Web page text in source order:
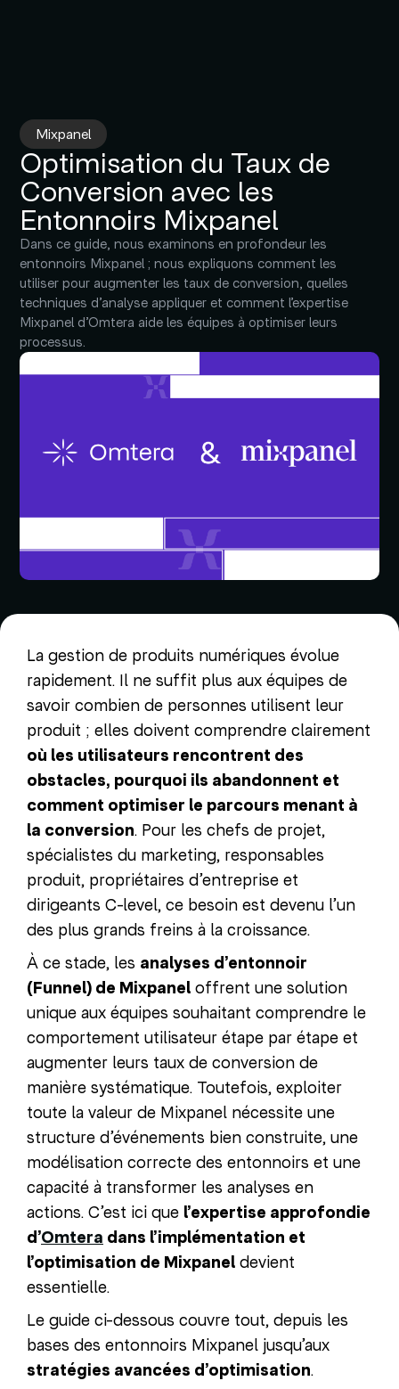
Mixpanel
Optimisation du Taux de
Conversion avec les
Entonnoirs Mixpanel
Dans ce guide, nous examinons en profondeur les
entonnoirs Mixpanel ; nous expliquons comment les
utiliser pour augmenter les taux de conversion, quelles
techniques d’analyse appliquer et comment l’expertise
Mixpanel d’Omtera aide les équipes à optimiser leurs
processus.
La gestion de produits numériques évolue
rapidement. Il ne suffit plus aux équipes de
savoir combien de personnes utilisent leur
produit ; elles doivent comprendre clairement
où les utilisateurs rencontrent des
obstacles, pourquoi ils abandonnent et
comment optimiser le parcours menant à
la conversion. Pour les chefs de projet,
spécialistes du marketing, responsables
produit, propriétaires d’entreprise et
dirigeants C-level, ce besoin est devenu l’un
des plus grands freins à la croissance.
À ce stade, les analyses d’entonnoir
(Funnel) de Mixpanel offrent une solution
unique aux équipes souhaitant comprendre le
comportement utilisateur étape par étape et
augmenter leurs taux de conversion de
manière systématique. Toutefois, exploiter
toute la valeur de Mixpanel nécessite une
structure d’événements bien construite, une
modélisation correcte des entonnoirs et une
capacité à transformer les analyses en
actions. C’est ici que l’expertise approfondie
d’Omtera dans l’implémentation et
l’optimisation de Mixpanel devient
essentielle.
Le guide ci-dessous couvre tout, depuis les
bases des entonnoirs Mixpanel jusqu’aux
stratégies avancées d’optimisation.